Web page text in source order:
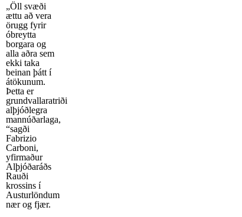
„Öll svæði
ættu að vera
örugg fyrir
óbreytta
borgara og
alla aðra sem
ekki taka
beinan þátt í
átökunum.
Þetta er
grundvallaratriði
alþjóðlegra
mannúðarlaga,
“sagði
Fabrizio
Carboni,
yfirmaður
Alþjóðaráðs
Rauði
krossins í
Austurlöndum
nær og fjær.